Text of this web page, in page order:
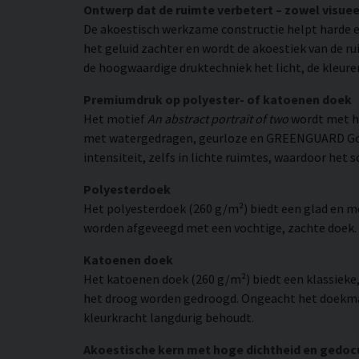
Ontwerp dat de ruimte verbetert – zowel
De akoestisch werkzame constructie helpt
het geluid zachter en wordt de akoestiek van de
de hoogwaardige druktechniek het licht, de
Premiumdruk op polyester- of katoenen doek
Het motief An abstract portrait of two wordt met
met watergedragen, geurloze en
intensiteit, zelfs in lichte ruimtes, waardoor het
Polyesterdoek
Het polyesterdoek (260 g/m²) biedt een glad en
worden afgeveegd met een vochtige, zachte
Katoenen doek
Het katoenen doek (260 g/m²) biedt een
het droog worden gedroogd. Ongeacht het
kleurkracht langdurig behoudt.
Akoestische kern met hoge dichtheid en